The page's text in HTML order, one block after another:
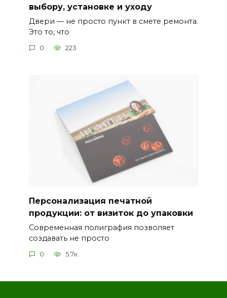
выбору, установке и уходу
Двери — не просто пункт в смете ремонта.
Это то, что
0 223
Персонализация печатной
продукции: от визиток до упаковки
Современная полиграфия позволяет
создавать не просто
0 5.7к.